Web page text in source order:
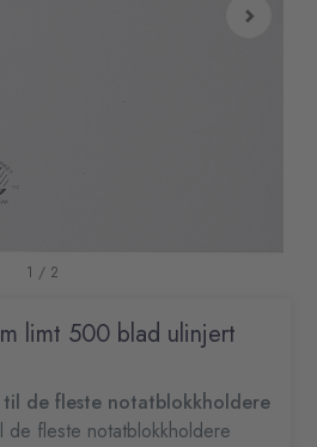
1 / 2
limt 500 blad ulinjert
til de fleste notatblokkholdere
de fleste notatblokkholdere